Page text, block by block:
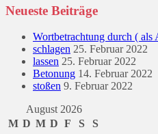
Neueste Beiträge
Wortbetrachtung durch ( als
schlagen 25. Februar 2022
lassen 25. Februar 2022
Betonung 14. Februar 2022
stoßen 9. Februar 2022
August 2026
M D M D F S
S